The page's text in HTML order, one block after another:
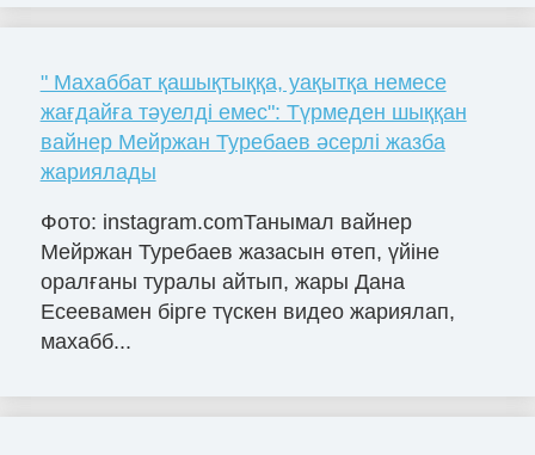
" Махаббат қашықтыққа, уақытқа немесе
жағдайға тәуелді емес": Түрмеден шыққан
вайнер Мейржан Туребаев әсерлі жазба
жариялады
Фото: instagram.comТанымал вайнер
Мейржан Туребаев жазасын өтеп, үйіне
оралғаны туралы айтып, жары Дана
Есеевамен бірге түскен видео жариялап,
махабб...